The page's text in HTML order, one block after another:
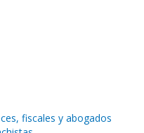
fiscales y abogados